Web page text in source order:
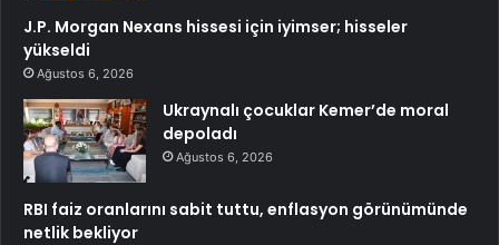
J.P. Morgan Nexans hissesi için iyimser; hisseler
yükseldi
Ağustos 6, 2026
Ukraynalı çocuklar Kemer’de moral
depoladı
Ağustos 6, 2026
RBI faiz oranlarını sabit tuttu, enflasyon görünümünde
netlik bekliyor